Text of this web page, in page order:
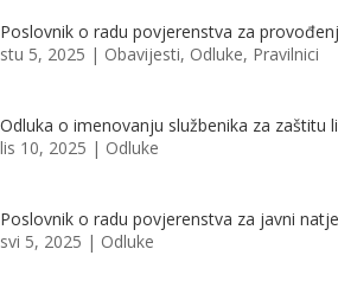
Poslovnik o radu povjerenstva za
stu 5, 2025 | Obavijesti, Odluke, Pravilnici
Odluka o imenovanju službenika za zaštitu
lis 10, 2025 | Odluke
Poslovnik o radu povjerenstva za javni
svi 5, 2025 | Odluke